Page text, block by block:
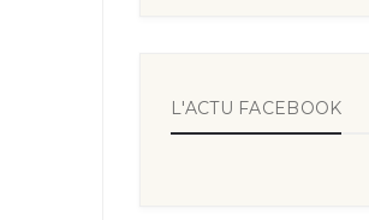
L'ACTU FACEBOOK